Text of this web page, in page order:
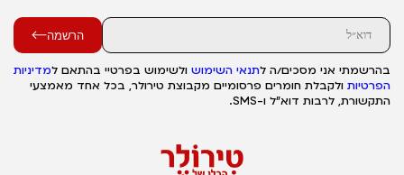
הרשמה
בהרשמתי אני מסכים/ה לתנאי השימוש ולשימוש בפרטיי בהתאם למדיניות
הפרטיות ולקבלת חומרים פרסומיים מקבוצת טירולר, בכל אחד מאמצעי
התקשורת, לרבות דוא"ל ו-SMS.